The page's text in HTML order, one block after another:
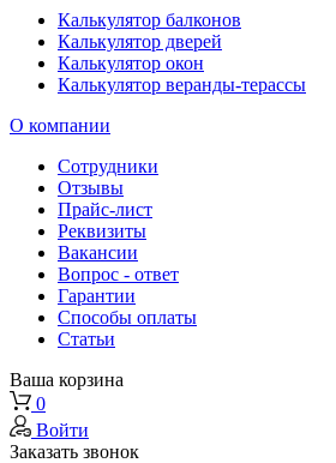
Калькулятор балконов
Калькулятор дверей
Калькулятор окон
Калькулятор веранды-терассы
О компании
Сотрудники
Отзывы
Прайс-лист
Реквизиты
Вакансии
Вопрос - ответ
Гарантии
Способы оплаты
Статьи
Ваша корзина
0
Войти
Заказать звонок